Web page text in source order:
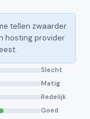
tellen zwaarder
hosting provider
Slecht
Matig
Redelijk
Goed